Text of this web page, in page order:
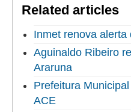
Related articles
Inmet renova
Aguinaldo Ribeiro
Araruna
Prefeitura
ACE